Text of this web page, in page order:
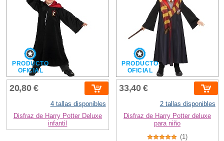
PRODUCTO
OFICIAL
20,80 €
4 tallas disponibles
Disfraz de Harry Potter Deluxe
infantil
PRODUCTO
OFICIAL
33,40 €
2 tallas disponibles
Disfraz de Harry Potter deluxe
para niño
(1)